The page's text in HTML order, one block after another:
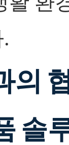
의
솔